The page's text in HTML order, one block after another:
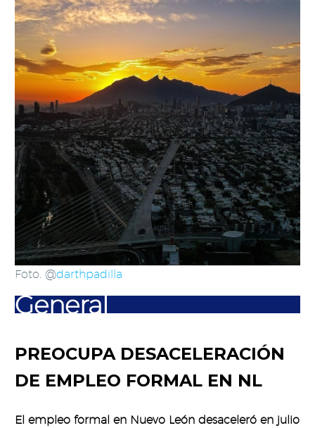
Foto. @darthpadilla
General
PREOCUPA DESACELERACIÓN
DE EMPLEO FORMAL EN NL
El empleo formal en Nuevo León desaceleró en julio